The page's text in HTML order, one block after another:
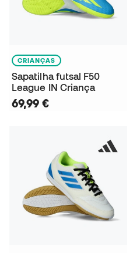
CRIANÇAS
Sapatilha futsal F50
League IN Criança
69,99 €